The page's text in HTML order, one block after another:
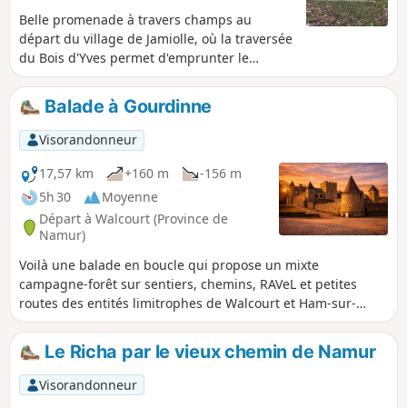
Belle promenade à travers champs au
départ du village de Jamiolle, où la traversée
du Bois d'Yves permet d'emprunter le
Chemin des Sept Sergents.
Balade à Gourdinne
Visorandonneur
17,57 km
+160 m
-156 m
5h 30
Moyenne
Départ à Walcourt (Province de
Namur)
Voilà une balade en boucle qui propose un mixte
campagne-forêt sur sentiers, chemins, RAVeL et petites
routes des entités limitrophes de Walcourt et Ham-sur-
Heure-Nalinnes.Profitez pleinement de la nature au
printemps pour les fleurs et en automne pour les belles
couleurs en forêt.
Le Richa par le vieux chemin de Namur
Visorandonneur